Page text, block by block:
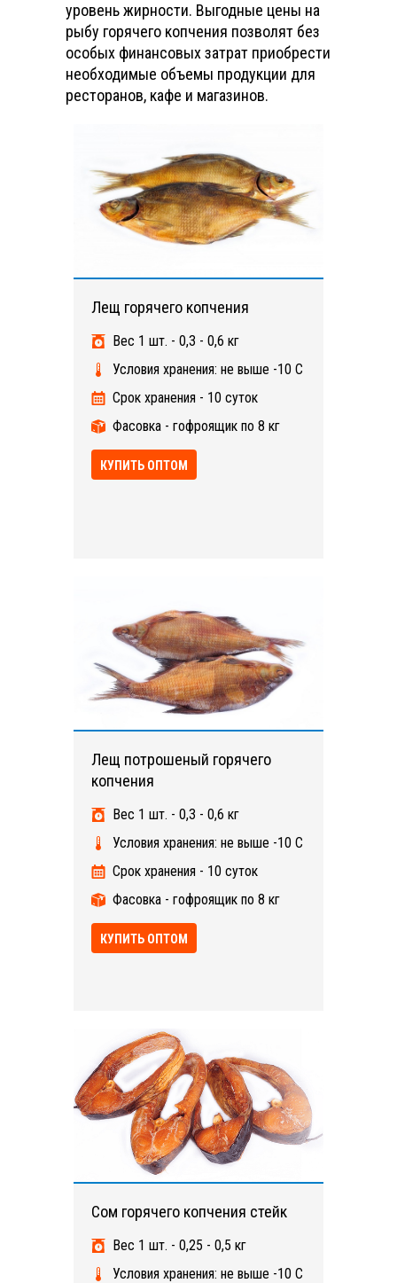
уровень жирности. Выгодные цены на
рыбу горячего копчения позволят без
особых финансовых затрат приобрести
необходимые объемы продукции для
ресторанов, кафе и магазинов.
Лещ горячего копчения
Вес 1 шт. - 0,3 - 0,6 кг
Условия хранения: не выше -10 С
Срок хранения - 10 суток
Фасовка - гофроящик по 8 кг
КУПИТЬ ОПТОМ
Лещ потрошеный горячего
копчения
Вес 1 шт. - 0,3 - 0,6 кг
Условия хранения: не выше -10 С
Срок хранения - 10 суток
Фасовка - гофроящик по 8 кг
КУПИТЬ ОПТОМ
Сом горячего копчения стейк
Вес 1 шт. - 0,25 - 0,5 кг
Условия хранения: не выше -10 С